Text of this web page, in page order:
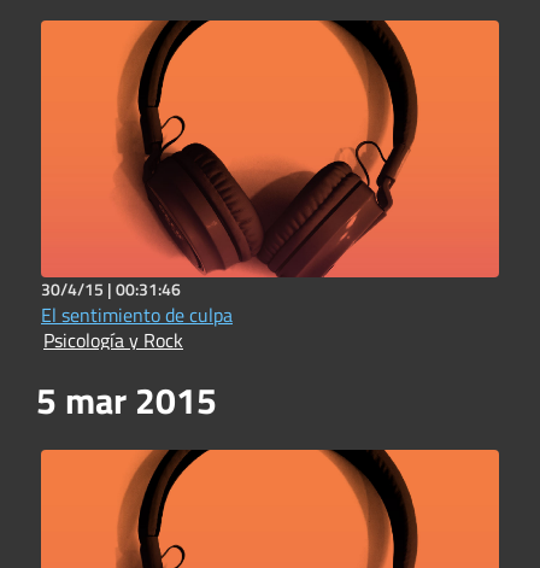
30/4/15 |00:31:46
El sentimiento de culpa
Psicología y Rock
5 mar 2015